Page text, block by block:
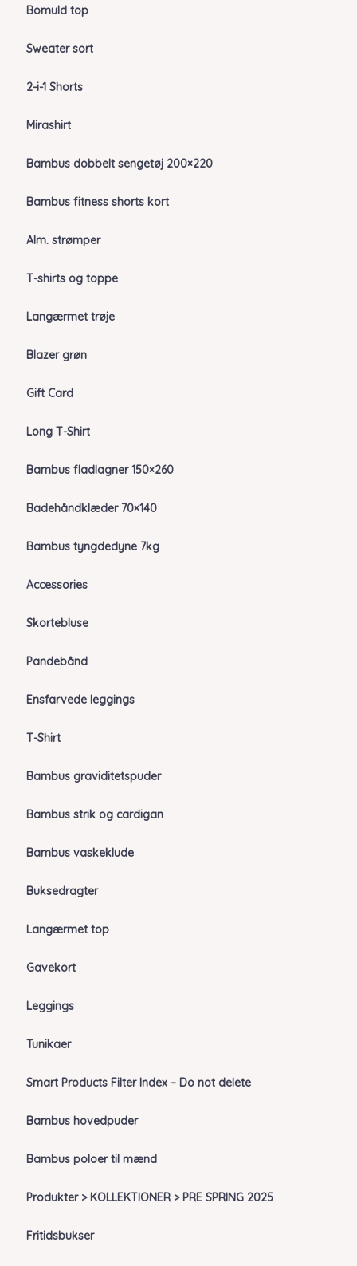
Bomuld top
Sweater sort
2-i-1 Shorts
Mirashirt
Bambus dobbelt sengetøj 200×220
Bambus fitness shorts kort
Alm. strømper
T-shirts og toppe
Langærmet trøje
Blazer grøn
Gift Card
Long T-Shirt
Bambus fladlagner 150×260
Badehåndklæder 70×140
Bambus tyngdedyne 7kg
Accessories
Skortebluse
Pandebånd
Ensfarvede leggings
T-Shirt
Bambus graviditetspuder
Bambus strik og cardigan
Bambus vaskeklude
Buksedragter
Langærmet top
Gavekort
Leggings
Tunikaer
Smart Products Filter Index – Do not delete
Bambus hovedpuder
Bambus poloer til mænd
Produkter > KOLLEKTIONER > PRE SPRING 2025
Fritidsbukser